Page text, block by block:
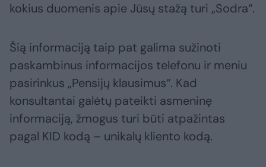
kokius duomenis apie Jūsų stažą turi „Sodra“.
Šią informaciją taip pat galima sužinoti
paskambinus informacijos telefonu ir meniu
pasirinkus „Pensijų klausimus“. Kad
konsultantai galėtų pateikti asmeninę
informaciją, žmogus turi būti atpažintas
pagal KID kodą – unikalų kliento kodą.